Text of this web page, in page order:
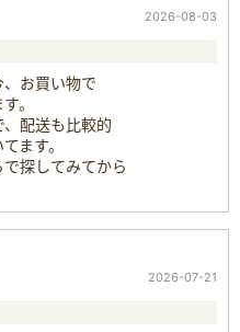
2026-08-03
お買い物で
。
配送も比較的
ます。
探してみてから
2026-07-21